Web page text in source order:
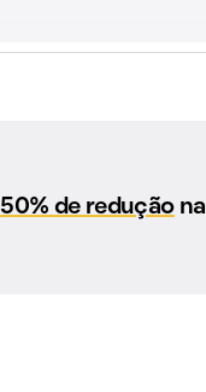
50% de reduçãona